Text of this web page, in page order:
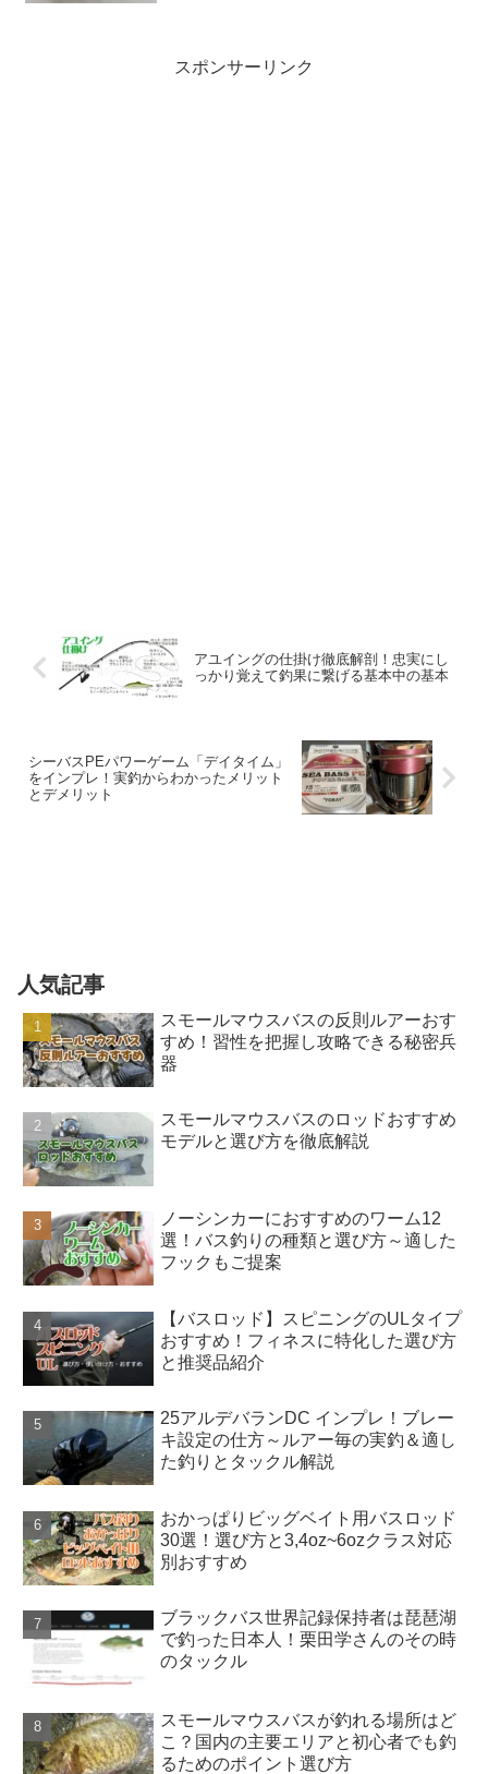
スポンサーリンク
アユイングの仕掛け徹底解剖！忠実にし
っかり覚えて釣果に繋げる基本中の基本
シーバスPEパワーゲーム「デイタイム」
をインプレ！実釣からわかったメリット
とデメリット
人気記事
スモールマウスバスの反則ルアーおす
すめ！習性を把握し攻略できる秘密兵
器
スモールマウスバスのロッドおすすめ
モデルと選び方を徹底解説
ノーシンカーにおすすめのワーム12
選！バス釣りの種類と選び方～適した
フックもご提案
【バスロッド】スピニングのULタイプ
おすすめ！フィネスに特化した選び方
と推奨品紹介
25アルデバランDC インプレ！ブレー
キ設定の仕方～ルアー毎の実釣＆適し
た釣りとタックル解説
おかっぱりビッグベイト用バスロッド
30選！選び方と3,4oz~6ozクラス対応
別おすすめ
ブラックバス世界記録保持者は琵琶湖
で釣った日本人！栗田学さんのその時
のタックル
スモールマウスバスが釣れる場所はど
こ？国内の主要エリアと初心者でも釣
るためのポイント選び方